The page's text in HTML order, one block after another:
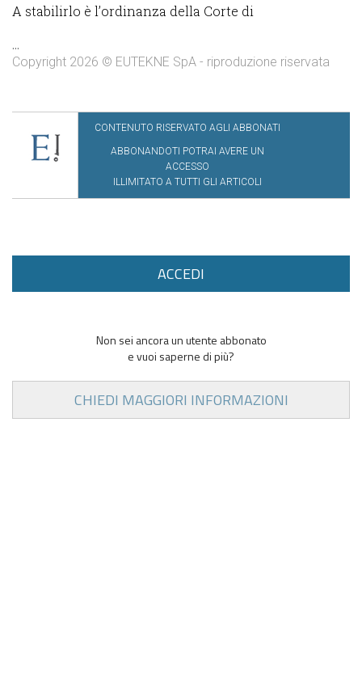
A stabilirlo è l’ordinanza della Corte di
...
Copyright 2026 © EUTEKNE SpA - riproduzione riservata
CONTENUTO RISERVATO AGLI ABBONATI
ABBONANDOTI POTRAI AVERE UN
ACCESSO
ILLIMITATO A TUTTI GLI ARTICOLI
ACCEDI
Non sei ancora un utente abbonato
e vuoi saperne di più?
CHIEDI MAGGIORI INFORMAZIONI